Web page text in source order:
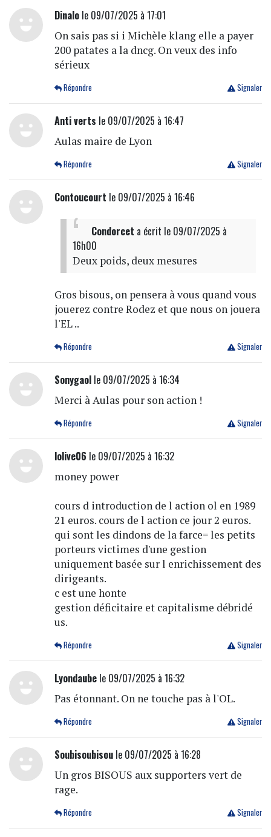
Dinalole 09/07/2025 à 17:01
On sais pas si i Michèle klang elle a payer
200 patates a la dncg. On veux des info
sérieux
Signaler
Répondre
Anti verts le 09/07/2025 à 16:47
Aulas maire de Lyon
Signaler
Répondre
Contoucourt le 09/07/2025 à 16:46
Condorcet a écrit le 09/07/2025 à
16h00
Deux poids, deux mesures
Gros bisous, on pensera à vous quand vous
jouerez contre Rodez et que nous on jouera
l'EL ..
Signaler
Répondre
Sonygaolle 09/07/2025 à 16:34
Merci à Aulas pour son action !
Signaler
Répondre
lolive06 le 09/07/2025 à 16:32
money power
cours d introduction de l action ol en 1989
21 euros. cours de l action ce jour 2 euros.
qui sont les dindons de la farce= les petits
porteurs victimes d'une gestion
uniquement basée sur l enrichissement des
dirigeants.
c est une honte
gestion déficitaire et capitalisme débridé
us.
Signaler
Répondre
Lyondaubele 09/07/2025 à 16:32
Pas étonnant. On ne touche pas à l'OL.
Signaler
Répondre
Soubisoubisoule 09/07/2025 à 16:28
Un gros BISOUS aux supporters vert de
rage.
Signaler
Répondre